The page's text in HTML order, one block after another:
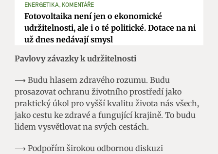
ENERGETIKA, KOMENTÁŘE
Fotovoltaika není jen o ekonomické
udržitelnosti, ale i o té politické. Dotace na ni
už dnes nedávají smysl
Pavlovy závazky k udržitelnosti
⟶ Budu hlasem zdravého rozumu. Budu
prosazovat ochranu životního prostředí jako
praktický úkol pro vyšší kvalitu života nás všech,
jako cestu ke zdravé a fungující krajině. To budu
lidem vysvětlovat na svých cestách.
⟶ Podpořím širokou odbornou diskuzi